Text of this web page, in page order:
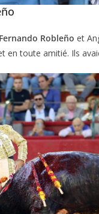
Fernando Robleño et
en toute amitié. Ils